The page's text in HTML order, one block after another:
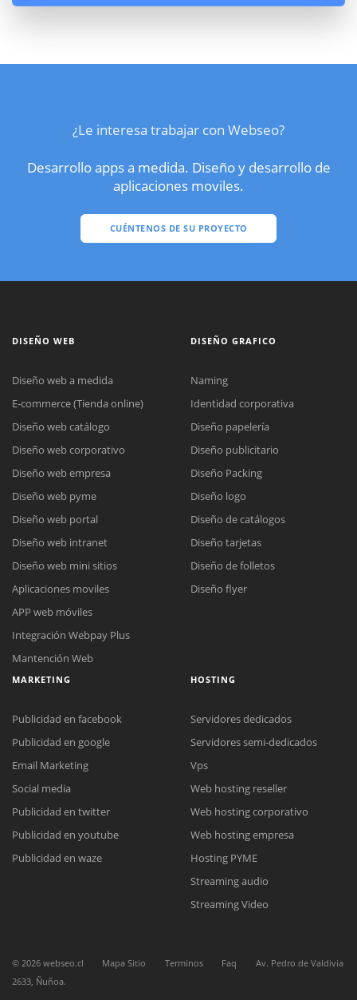
¿Le interesa trabajar con Webseo?
Desarrollo apps a medida. Diseño y desarrollo de
aplicaciones moviles.
CUÉNTENOS DE SU PROYECTO
Reunión online
Nuestros ejecutivos le enviarán un correo electrónico con el enlace a
Meet para la reunión online.
Cotización
Chat Online
Todos nuestros ejecutivos están fuera de línea. Complete el formulario
DISEÑO WEB
Diseño web a medida
E-commerce (Tienda online)
Diseño web catálogo
Diseño web corporativo
Diseño web empresa
Diseño web pyme
Diseño web portal
Diseño web intranet
Diseño web mini sitios
Aplicaciones moviles
APP web móviles
Integración Webpay Plus
Mantención Web
DISEÑO GRAFICO
Naming
Identidad corporativa
Diseño papelería
Diseño publicitario
Diseño Packing
Diseño logo
Diseño de catálogos
Diseño tarjetas
Diseño de folletos
Diseño flyer
MARKETING
Publicidad en facebook
Publicidad en google
Email Marketing
Social media
Publicidad en twitter
Publicidad en youtube
Publicidad en waze
HOSTING
Servidores dedicados
Servidores semi-dedicados
Vps
Web hosting reseller
Web hosting corporativo
Web hosting empresa
Hosting PYME
Streaming audio
Streaming Video
© 2026 webseo.cl Mapa Sitio Terminos Faq
Av. Pedro de Valdivia
2633, Ñuñoa.